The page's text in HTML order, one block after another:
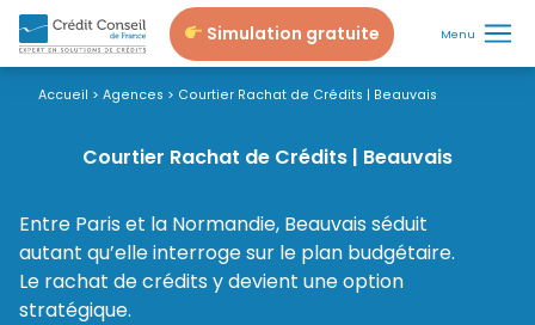
Simulation gratuite Menu
Accueil > Agences > Courtier Rachat de Crédits | Beauvais
Courtier Rachat de Crédits | Beauvais
Entre Paris et la Normandie, Beauvais séduit
autant qu’elle interroge sur le plan budgétaire.
Le rachat de crédits y devient une option
stratégique.